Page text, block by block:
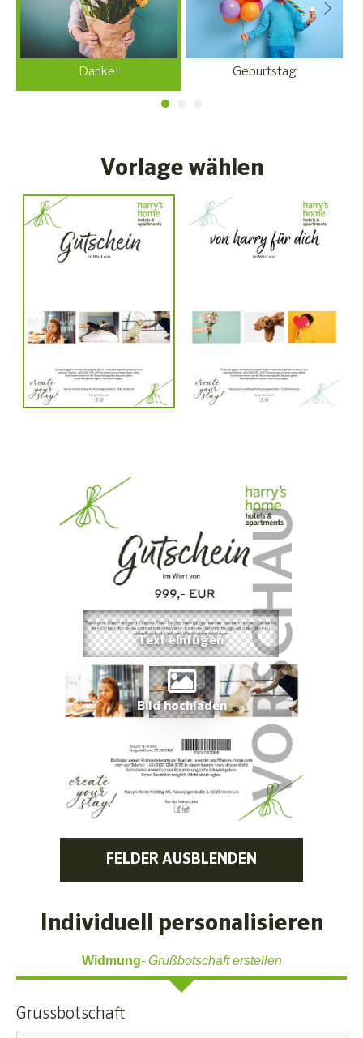
Danke! Geburtstag
Vorlage wählen
Bild hochladen
FELDER AUSBLENDEN
Individuell personalisieren
Widmung Grußbotschaft erstellen
Grussbotschaft